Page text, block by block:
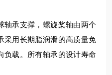
轴承支撑，螺旋桨轴由两个
采用长期脂润滑的高质量免
负载。所有轴承的设计寿命